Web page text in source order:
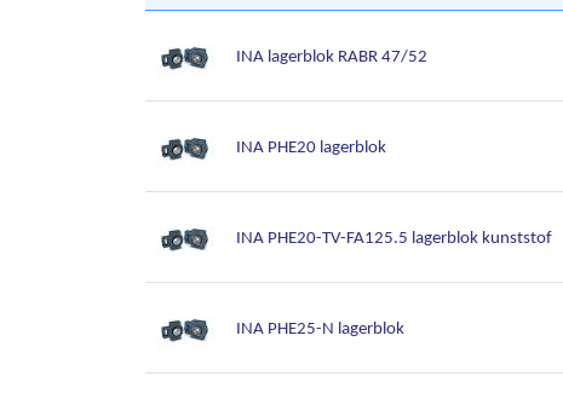
INA lagerblok RABR 47/52
INA PHE20 lagerblok
INA PHE20-TV-FA125.5 lagerblok kunststof
INA PHE25-N lagerblok